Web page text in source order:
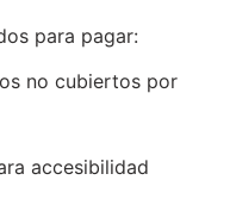
para pagar:
no cubiertos por
accesibilidad